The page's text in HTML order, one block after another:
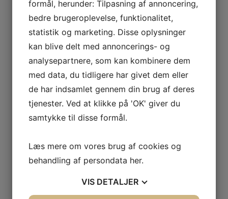
BØRNEAKTIVITETER

ARRANGEMENT

formål, herunder: Tilpasning af annoncering,
bedre brugeroplevelse, funktionalitet,
statistik og marketing. Disse oplysninger
kan blive delt med annoncerings- og
analysepartnere, som kan kombinere dem
med data, du tidligere har givet dem eller
de har indsamlet gennem din brug af deres
tjenester. Ved at klikke på 'OK' giver du
samtykke til disse formål.
Læs mere om vores brug af cookies og
behandling af persondata her.
VIS DETALJER